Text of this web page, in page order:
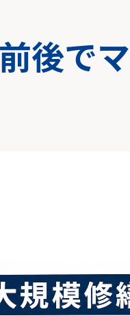
後で